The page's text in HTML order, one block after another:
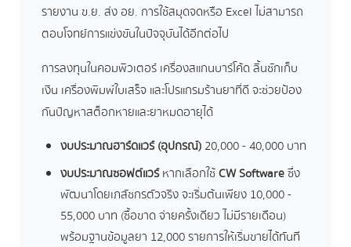
รายงาน ข.ย. ส่ง อย. การใช้สมุดจดหรือ Excel ไม่สามารถ
ตอบโจทย์การแข่งขันในปัจจุบันได้อีกต่อไป
การลงทุนในคอมพิวเตอร์ เครื่องสแกนบาร์โค้ด ลิ้นชักเก็บ
เงิน เครื่องพิมพ์ใบเสร็จ และโปรแกรมร้านยาที่ดี จะช่วยป้อง
กันปัญหาสต็อกหายและยาหมดอายุได้
งบประมาณฮาร์ดแวร์ (อุปกรณ์)20,000 - 40,000 บาท
งบประมาณซอฟต์แวร์หากเลือกใช้CW Softwareซึ่ง
พัฒนาโดยเภสัชกรตัวจริง จะเริ่มต้นเพียง 10,000 -
55,000 บาท (ซื้อขาด จ่ายครั้งเดียว ไม่มีรายเดือน)
พร้อมฐานข้อมูลยา 12,000 รายการให้เริ่มขายได้ทันที